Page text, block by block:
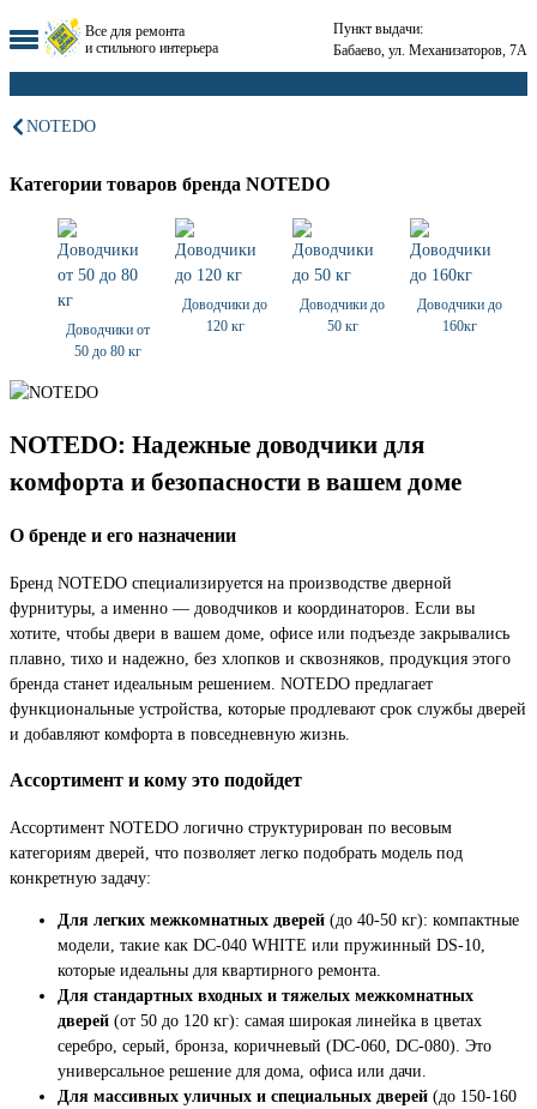
Все для ремонта
и стильного интерьера
Пункт выдачи:
Бабаево, ул. Механизаторов, 7А
NOTEDO
Категории товаров бренда NOTEDO
Доводчики от
50 до 80 кг
Доводчики до
120 кг
Доводчики до
50 кг
Доводчики до
160кг
NOTEDO: Надежные доводчики для
комфорта и безопасности в вашем доме
О бренде и его назначении
Бренд NOTEDO специализируется на производстве дверной
фурнитуры, а именно — доводчиков и координаторов. Если вы
хотите, чтобы двери в вашем доме, офисе или подъезде закрывались
плавно, тихо и надежно, без хлопков и сквозняков, продукция этого
бренда станет идеальным решением. NOTEDO предлагает
функциональные устройства, которые продлевают срок службы дверей
и добавляют комфорта в повседневную жизнь.
Ассортимент и кому это подойдет
Ассортимент NOTEDO логично структурирован по весовым
категориям дверей, что позволяет легко подобрать модель под
конкретную задачу:
Для легких межкомнатных дверей (до 40-50 кг): компактные
модели, такие как DC-040 WHITE или пружинный DS-10,
которые идеальны для квартирного ремонта.
Для стандартных входных и тяжелых межкомнатных
дверей (от 50 до 120 кг): самая широкая линейка в цветах
серебро, серый, бронза, коричневый (DC-060, DC-080). Это
универсальное решение для дома, офиса или дачи.
Для массивных уличных и специальных дверей (до 150-160